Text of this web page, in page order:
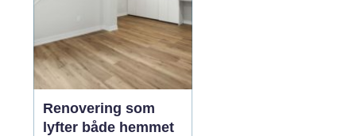
Renovering som
lyfter både hemmet